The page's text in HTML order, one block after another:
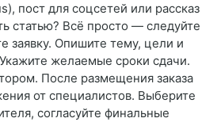
пост для соцсетей или рассказ
статью? Всё просто — следуйте
заявку. Опишите тему, цели и
желаемые сроки сдачи.
После размещения заказа
от специалистов. Выберите
согласуйте финальные